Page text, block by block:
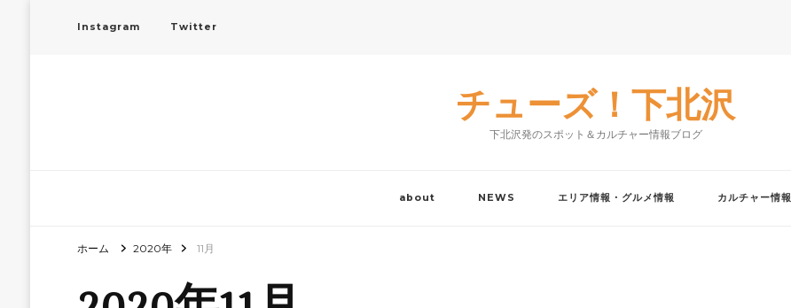
Instagram Twitter
チューズ！下北沢
下北沢発のスポット＆カルチャー情報ブログ
about NEWS エリア情報・グルメ情報 カルチャー情報
ホーム 2020年 11月